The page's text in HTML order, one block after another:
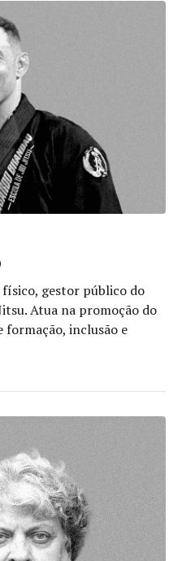
físico, gestor público do
Atua na promoção do
inclusão e